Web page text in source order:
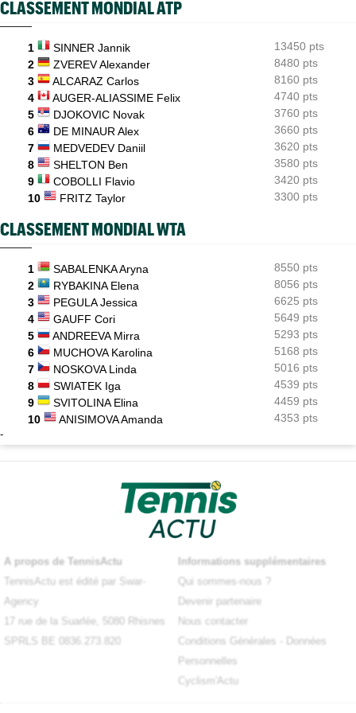
ATP - Montréal
07:10
ATP - Montréal
Alexander Zverev s'est raté : "Le pire match de ma saison"
08/08
ATP - Blessure
Frances Tiafoe opéré de la main droite après son abandon
CLASSEMENT MONDIAL ATP
1 SINNER Jannik
13450 pts
2
ZVEREV Alexander
8480 pts
3
ALCARAZ Carlos
8160 pts
4
AUGER-ALIASSIME Felix
4740 pts
5
DJOKOVIC Novak
3760 pts
6
DE MINAUR Alex
3660 pts
7
MEDVEDEV Daniil
3620 pts
8
SHELTON Ben
3580 pts
9
COBOLLI Flavio
3420 pts
10
FRITZ Taylor 3300 pts
CLASSEMENT MONDIAL WTA
1 SABALENKA Aryna
8550 pts
2
RYBAKINA Elena
8056 pts
3
PEGULA Jessica
6625 pts
4
GAUFF Cori
5649 pts
5
ANDREEVA Mirra
5293 pts
6
MUCHOVA Karolina
5168 pts
7
NOSKOVA Linda
5016 pts
8
SWIATEK Iga
4539 pts
9
SVITOLINA Elina
4459 pts
10
ANISIMOVA Amanda 4353 pts
-
A propos de TennisActu
TennisActu est édité par Swar-
Agency
17 rue de la Suarlée, 5080 Rhisnes
SPRLS BE 0836.273.820
Informations supplémentaires
Qui sommes-nous ?
Devenir partenaire
Nous contacter
Conditions Générales
Données
Personnelles
Cyclism'Actu